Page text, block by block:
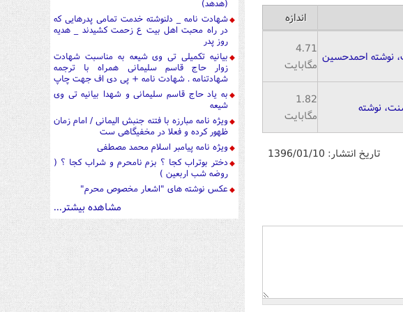
اندازه
نوشته احمدحسین
4.71
مگابایت
نوشته
1.82
مگابایت
تاریخ انتشار: 1396/01/10
(هدهد)
شهادت نامه _ دلنوشته خدمت تمامی پدرهایی که
در راه محبت اهل بیت ع زحمت کشیدند _ هدیه
روز پدر
بیانیه تکمیلی تی وی شیعه به مناسبت شهادت
زوار حاج قاسم سلیمانی همراه با ترجمه
شهادتنامه . شهادت نامه + پی دی اف جهت چاپ
به یاد حاج قاسم سلیمانی و شهدا بیانیه تی وی
شیعه
ویژه نامه مبارزه با فتنه جنبش الیمانی / امام زمان
ظهور کرده و فعلا در مخفیگاهی ست
ویژه نامه پیامبر اسلام محمد مصطفی
دختر بوتراب کجا ؟ بزم نامحرم و شراب کجا ؟ (
روضه شب اربعین )
عکس نوشته های "اشعار مخصوص محرم"
مشاهده بیشتر...